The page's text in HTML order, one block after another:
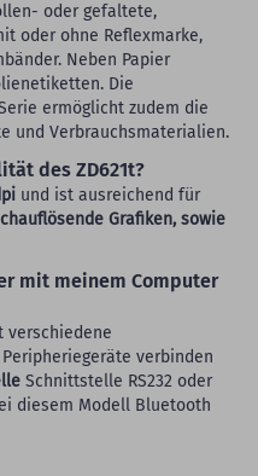
oder gefaltete,
oder ohne Reflexmarke,
Neben Papier
Die
ermöglicht zudem die
und Verbrauchsmaterialien.
des ZD621t?
und ist ausreichend für
Grafiken, sowie
mit meinem Computer
verschiedene
verbinden
Schnittstelle RS232 oder
diesem Modell Bluetooth